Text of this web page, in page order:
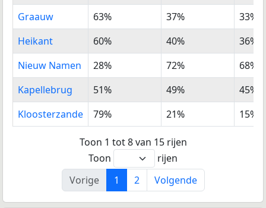
Graauw
63% 37%
33%
Heikant
60% 40%
36%
Nieuw Namen
28% 72%
68%
Kapellebrug
51% 49%
45%
Kloosterzande
79% 21% 15%
Toon 1 tot 8 van 15 rijen
Toon
rijen
Vorige
1 2 Volgende